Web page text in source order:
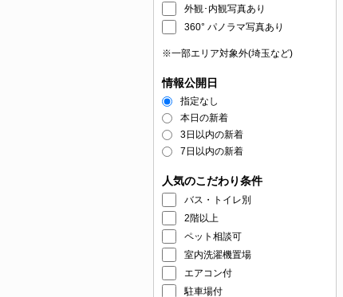
外観･内観写真あり
360° パノラマ写真あり
※一部エリア対象外(埼玉など)
情報公開日
指定なし
本日の新着
3日以内の新着
7日以内の新着
人気のこだわり条件
バス・トイレ別
2階以上
ペット相談可
室内洗濯機置場
エアコン付
駐車場付